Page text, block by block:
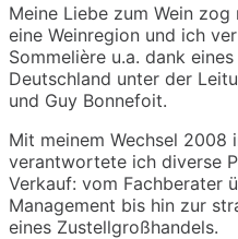
Meine Liebe zum Wein
eine Weinregion und ich
Sommelière u.a. dank
Deutschland unter der
und Guy Bonnefoit.
Mit meinem Wechsel 2008
verantwortete ich diverse
Verkauf: vom Fachberater
Management bis hin zur
eines Zustellgroßhandels.